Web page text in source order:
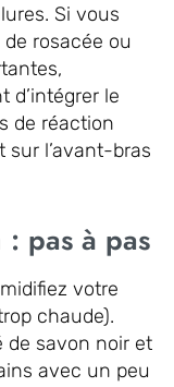
Si vous
rosacée ou
d’intégrer le
de réaction
l’avant-bras
: pas à pas
votre
chaude).
de savon noir et
avec un peu